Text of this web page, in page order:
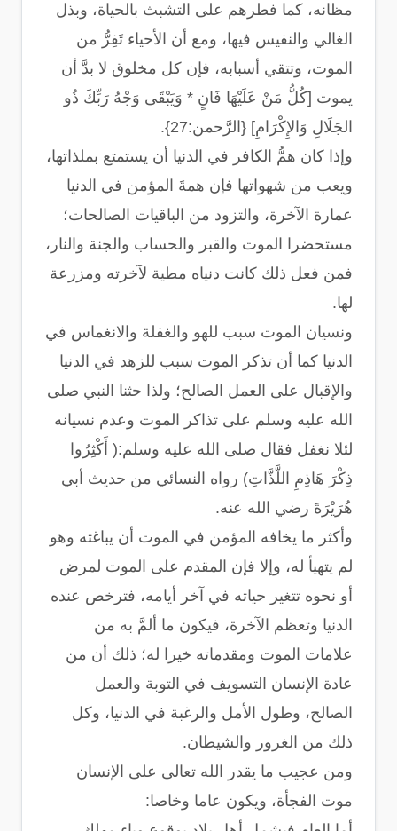
مظانه، كما فطرهم على التشبث بالحياة، وبذل
الغالي والنفيس فيها، ومع أن الأحياء تَفِرُّ من
الموت، وتتقي أسبابه، فإن كل مخلوق لا بدَّ أن
يموت [كُلُّ مَنْ عَلَيْهَا فَانٍ * وَيَبْقَى وَجْهُ رَبِّكَ ذُو
الجَلَالِ وَالإِكْرَامِ] {الرَّحمن:27}.
وإذا كان همُّ الكافر في الدنيا أن يستمتع بملذاتها،
ويعب من شهواتها فإن همةَ المؤمن في الدنيا
عمارة الآخرة، والتزود من الباقيات الصالحات؛
مستحضرا الموت والقبر والحساب والجنة والنار،
فمن فعل ذلك كانت دنياه مطية لآخرته ومزرعة
لها.
ونسيان الموت سبب للهو والغفلة والانغماس في
الدنيا كما أن تذكر الموت سبب للزهد في الدنيا
والإقبال على العمل الصالح؛ ولذا حثنا النبي صلى
الله عليه وسلم على تذاكر الموت وعدم نسيانه
لئلا نغفل فقال صلى الله عليه وسلم:( أَكْثِرُوا
ذِكْرَ هَاذِمِ اللَّذَّاتِ) رواه النسائي من حديث أبي
هُرَيْرَةَ رضي الله عنه.
وأكثر ما يخافه المؤمن في الموت أن يباغته وهو
لم يتهيأ له، وإلا فإن المقدم على الموت لمرض
أو نحوه تتغير حياته في آخر أيامه، فترخص عنده
الدنيا وتعظم الآخرة، فيكون ما ألمَّ به من
علامات الموت ومقدماته خيرا له؛ ذلك أن من
عادة الإنسان التسويف في التوبة والعمل
الصالح، وطول الأمل والرغبة في الدنيا، وكل
ذلك من الغرور والشيطان.
ومن عجيب ما يقدر الله تعالى على الإنسان
موت الفجأة، ويكون عاما وخاصا: